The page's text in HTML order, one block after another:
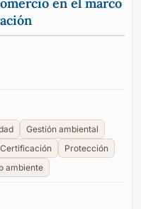
Gestión ambiental
Certificación
Protección
ambiente